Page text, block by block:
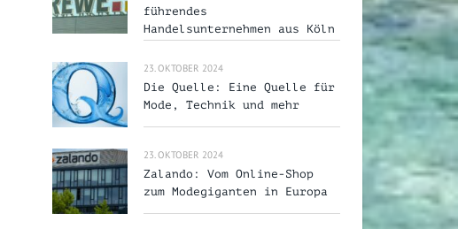
führendes
Handelsunternehmen aus Köln
23. OKTOBER 2024
Die Quelle: Eine Quelle für
Mode, Technik und mehr
23. OKTOBER 2024
Zalando: Vom Online-Shop
zum Modegiganten in Europa